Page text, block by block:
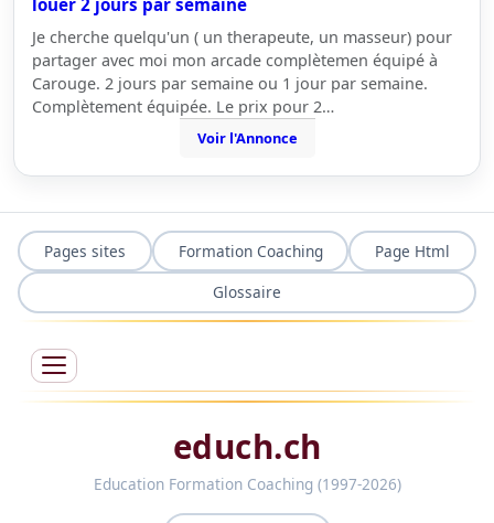
louer 2 jours par semaine
Je cherche quelqu'un ( un therapeute, un masseur) pour
partager avec moi mon arcade complètemen équipé à
Carouge. 2 jours par semaine ou 1 jour par semaine.
Complètement équipée. Le prix pour 2…
Voir l'Annonce
Pages sites Formation Coaching
Page Html
Glossaire
educh.ch
Education Formation Coaching (1997-2026)